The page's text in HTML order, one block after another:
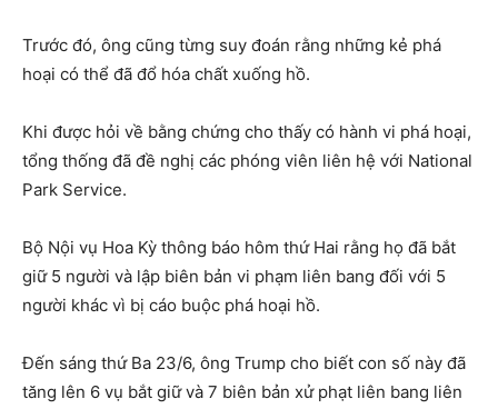
Trước đó, ông cũng từng suy đoán rằng những kẻ phá
hoại có thể đã đổ hóa chất xuống hồ.
Khi được hỏi về bằng chứng cho thấy có hành vi phá hoại,
tổng thống đã đề nghị các phóng viên liên hệ với National
Park Service.
Bộ Nội vụ Hoa Kỳ thông báo hôm thứ Hai rằng họ đã bắt
giữ 5 người và lập biên bản vi phạm liên bang đối với 5
người khác vì bị cáo buộc phá hoại hồ.
Đến sáng thứ Ba 23/6, ông Trump cho biết con số này đã
tăng lên 6 vụ bắt giữ và 7 biên bản xử phạt liên bang liên